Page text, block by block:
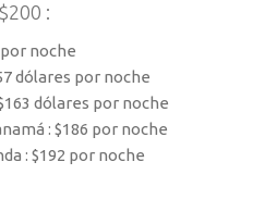
:
noche
dólares por noche
dólares por noche
: $186 por noche
: $192 por noche